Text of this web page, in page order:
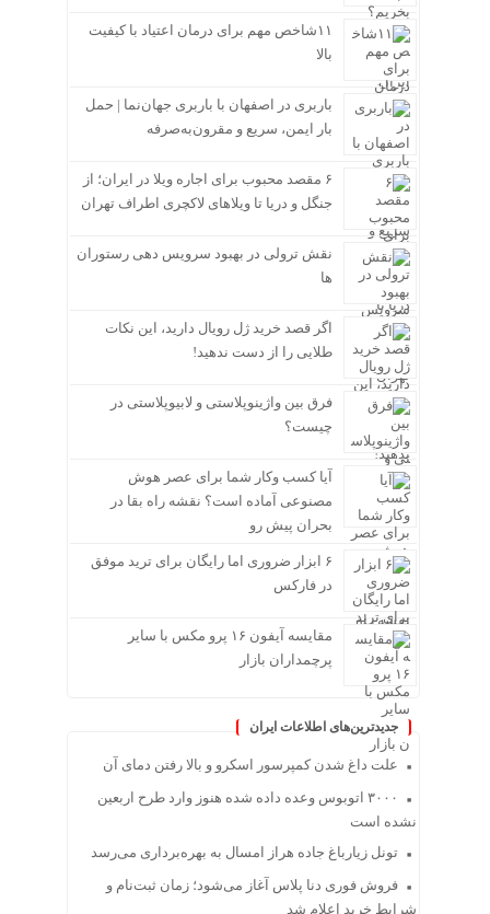
۱۱شاخص مهم برای درمان اعتیاد با کیفیت
بالا
باربری در اصفهان با باربری جهان‌نما | حمل
بار ایمن، سریع و مقرون‌به‌صرفه
۶ مقصد محبوب برای اجاره ویلا در ایران؛ از
جنگل و دریا تا ویلاهای لاکچری اطراف تهران
نقش ترولی در بهبود سرویس دهی رستوران
ها
اگر قصد خرید ژل رویال دارید، این نکات
طلایی را از دست ندهید!
فرق بین واژینوپلاستی و لابیوپلاستی در
چیست؟
آیا کسب وکار شما برای عصر هوش
مصنوعی آماده است؟ نقشه راه بقا در
بحران پیش رو
۶ ابزار ضروری اما رایگان برای ترید موفق
در فارکس
مقایسه آیفون ۱۶ پرو مکس با سایر
پرچمداران بازار
جدیدترین‌های اطلاعات ایران
علت داغ شدن کمپرسور اسکرو و بالا رفتن دمای آن
۳۰۰۰ اتوبوس وعده داده شده هنوز وارد طرح اربعین
نشده است
تونل زیارباغ جاده هراز امسال به بهره‌برداری می‌رسد
فروش فوری دنا پلاس آغاز می‌شود؛ زمان ثبت‌نام و
شرایط خرید اعلام شد